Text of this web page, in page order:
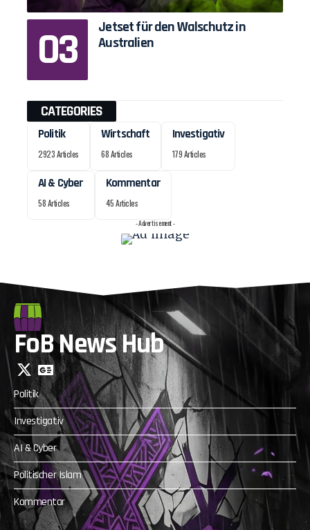
Jetset für den Walschutz in
Australien
CATEGORIES
Politik
2923 Articles
Wirtschaft
68 Articles
Investigativ
179 Articles
AI & Cyber
58 Articles
Kommentar
45 Articles
- Advertisement -
FoB News Hub
Politik
Investigativ
AI & Cyber
Politischer Islam
Kommentar